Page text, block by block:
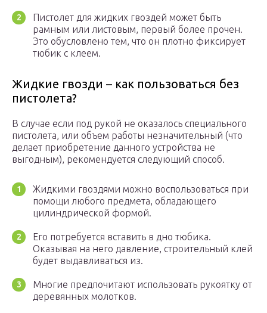
Пистолет для жидких гвоздей может быть
рамным или листовым, первый более прочен.
Это обусловлено тем, что он плотно фиксирует
тюбик с клеем.
Жидкие гвозди – как пользоваться без
пистолета?
В случае если под рукой не оказалось специального
пистолета, или объем работы незначительный (что
делает приобретение данного устройства не
выгодным), рекомендуется следующий способ.
Жидкими гвоздями можно воспользоваться при
помощи любого предмета, обладающего
цилиндрической формой.
Его потребуется вставить в дно тюбика.
Оказывая на него давление, строительный клей
будет выдавливаться из.
Многие предпочитают использовать рукоятку от
деревянных молотков.